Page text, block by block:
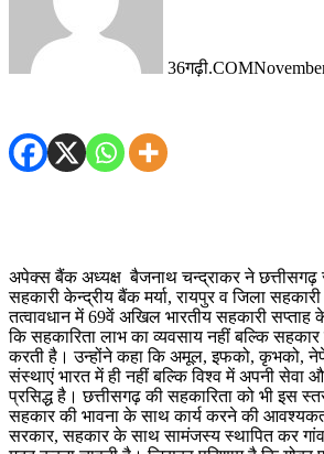
36गढ़ी.COM
अपेक्स बैंक अध्यक्ष बैजनाथ चन्द्राकर ने छत्तीसगढ़
सहकारी केन्द्रीय बैंक मर्या, रायपुर व जिला
तत्वावधान में 69वें अखिल भारतीय सहकारी सप्ताह
कि सहकारिता लाभ का व्यवसाय नहीं बल्कि
करती है। उन्होंने कहा कि अमूल, इफको, कृभको,
संस्थाएं भारत में ही नहीं बल्कि विश्व में अपनी सेवा
प्रसिद्ध है। छत्तीसगढ़ की सहकारिता को भी इस
सहकार की भावना के साथ कार्य करने की
सरकार, सहकार के साथ सामंजस्य स्थापित कर